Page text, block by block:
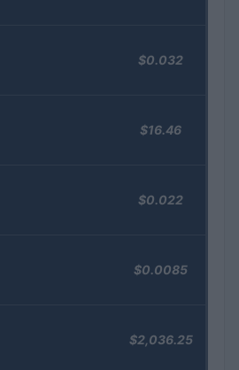
$0.032
$16.46
$0.022
$0.0085
$2,036.25